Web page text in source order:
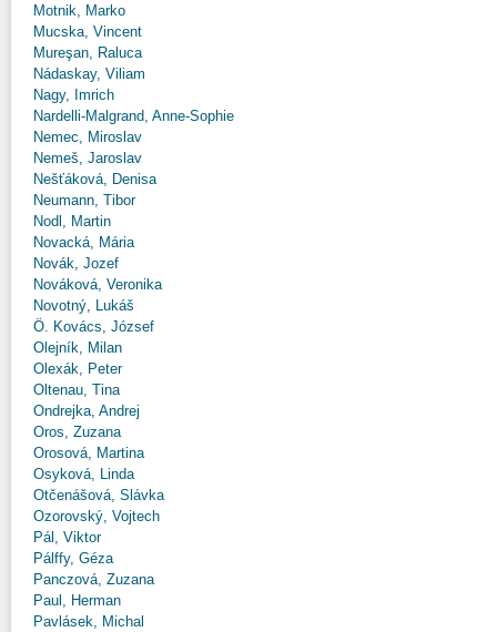
Motnik, Marko
Mucska, Vincent
Mureşan, Raluca
Nádaskay, Viliam
Nagy, Imrich
Nardelli-Malgrand, Anne-Sophie
Nemec, Miroslav
Nemeš, Jaroslav
Nešťáková, Denisa
Neumann, Tibor
Nodl, Martin
Novacká, Mária
Novák, Jozef
Nováková, Veronika
Novotný, Lukáš
Ö. Kovács, József
Olejník, Milan
Olexák, Peter
Oltenau, Tina
Ondrejka, Andrej
Oros, Zuzana
Orosová, Martina
Osyková, Linda
Otčenášová, Slávka
Ozorovský, Vojtech
Pál, Viktor
Pálffy, Géza
Panczová, Zuzana
Paul, Herman
Pavlásek, Michal